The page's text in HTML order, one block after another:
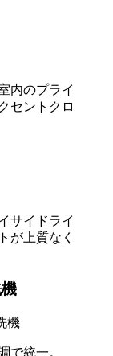
内のプライ
セントクロ
サイドライ
が上質なく
で統一。